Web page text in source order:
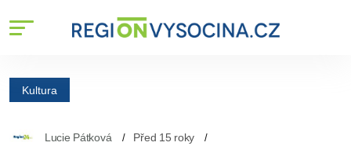
Kultura
Lucie Pátková Před 15 roky